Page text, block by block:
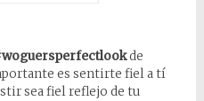
de
es sentirte fiel a tí
sea fiel reflejo de tu